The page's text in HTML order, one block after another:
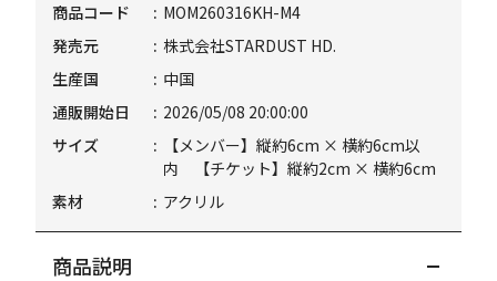
商品コード
MOM260316KH-M4
発売元
株式会社STARDUST HD.
生産国
中国
通販開始日
2026/05/08 20:00:00
サイズ
【メンバー】縦約6cm × 横約6cm以
内 【チケット】縦約2cm × 横約6cm
素材
アクリル
商品説明